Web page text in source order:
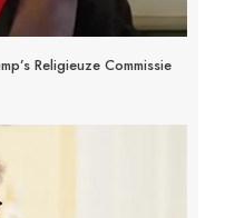
Religieuze Commissie